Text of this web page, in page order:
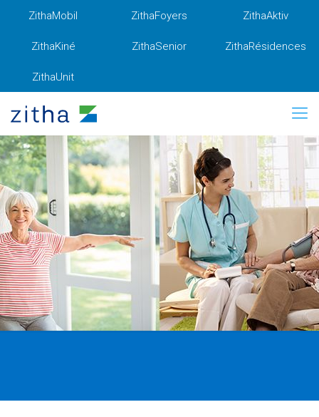
ZithaMobil ZithaFoyers ZithaAktiv
ZithaKiné ZithaSenior ZithaRésidences
ZithaUnit